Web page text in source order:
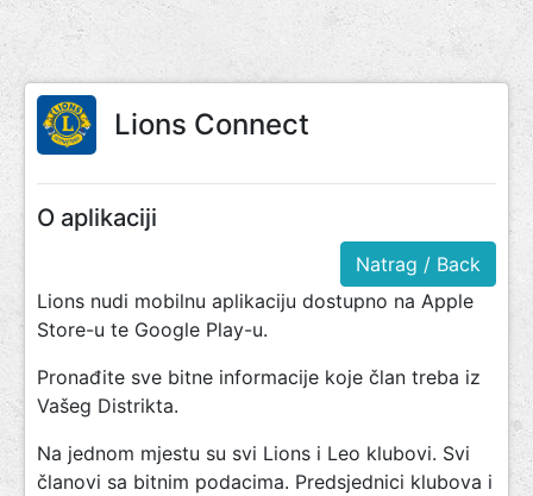
Lions Connect
O aplikaciji
Natrag / Back
Lions nudi mobilnu aplikaciju dostupno na Apple
Store-u te Google Play-u.
Pronađite sve bitne informacije koje član treba iz
Vašeg Distrikta.
Na jednom mjestu su svi Lions i Leo klubovi. Svi
članovi sa bitnim podacima. Predsjednici klubova i